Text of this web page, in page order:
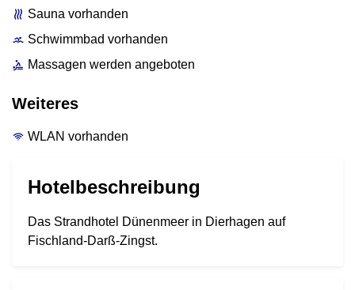
Sauna vorhanden
Schwimmbad vorhanden
Massagen werden angeboten
Weiteres
WLAN vorhanden
Hotelbeschreibung
Das Strandhotel Dünenmeer in Dierhagen auf
Fischland-Darß-Zingst.